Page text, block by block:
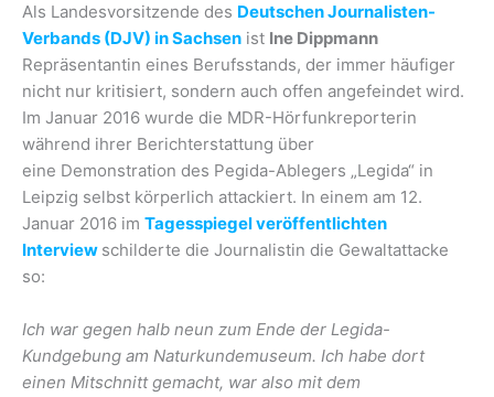
Als Landesvorsitzende des Deutschen Journalisten-
Verbands (DJV) in Sachsen ist Ine Dippmann
Repräsentantin eines Berufsstands, der immer häufiger
nicht nur kritisiert, sondern auch offen angefeindet wird.
Im Januar 2016 wurde die MDR-Hörfunkreporterin
während ihrer Berichterstattung über
eine Demonstration des Pegida-Ablegers „Legida“ in
Leipzig selbst körperlich attackiert. In einem am 12.
Januar 2016 im Tagesspiegel veröffentlichten
Interview schilderte die Journalistin die Gewaltattacke
so:
Ich war gegen halb neun zum Ende der Legida-
Kundgebung am Naturkundemuseum. Ich habe dort
einen Mitschnitt gemacht, war also mit dem